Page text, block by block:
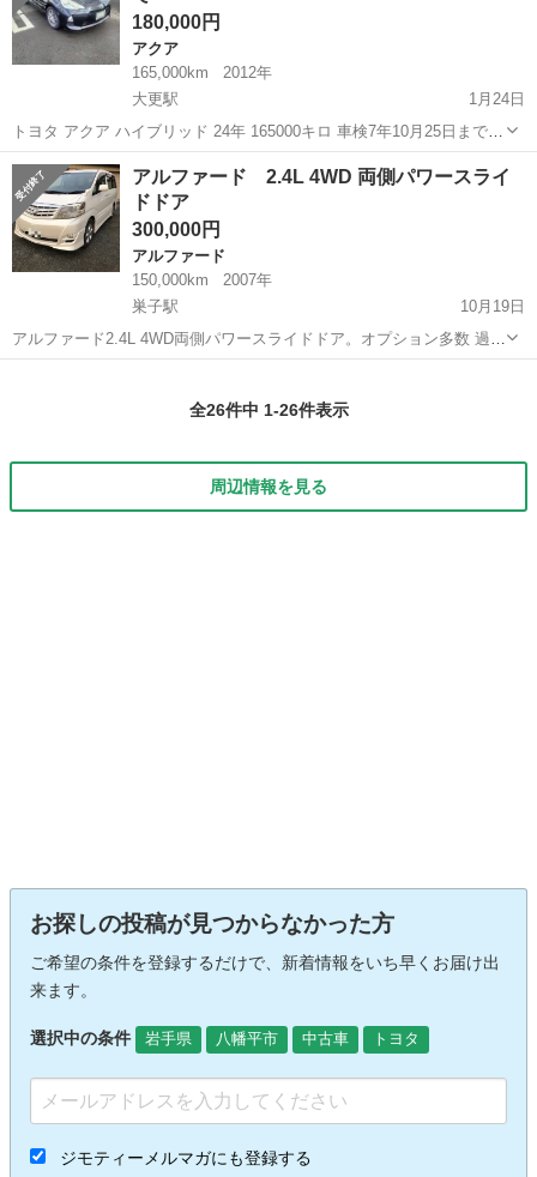
180,000円
アクア
165,000km
2012年
大更駅
1月24日
トヨタ アクア ハイブリッド 24年 165000キロ 車検7年10月25日まで
さすがのアクアでガソリンがなかなか減りません。通勤などに最適で
す。 ナビは音楽が聴ければ良いので、とりあえず付けました。地図は
使えませんがB...
岩手 八幡平市 ハイブリッド
アルファード 2.4L 4WD 両側パワースライ
ドドア
300,000円
アルファード
150,000km
2007年
巣子駅
10月19日
アルファード2.4L 4WD両側パワースライドドア。オプション多数 過走
行ではありますがミッションエンジン共に好調です。エアコンも良好
全26件中 1-26件表示
周辺情報を見る
お探しの投稿が見つからなかった方
ご希望の条件を登録するだけで、新着情報をいち早くお届け出
来ます。
選択中の条件 岩手県 八幡平市 中古車 トヨタ
ジモティーメルマガにも登録する